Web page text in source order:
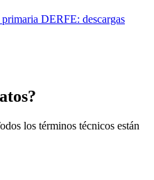
primaria DERFE: descargas
los términos técnicos están